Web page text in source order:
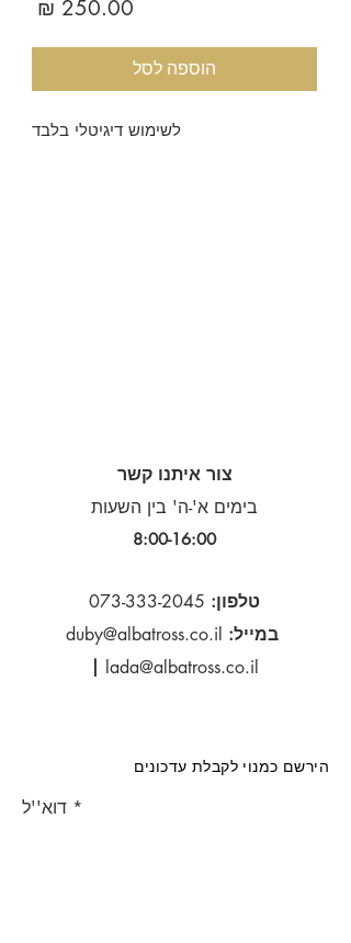
הוספה לסל
לשימוש דיגיטלי בלבד
צור איתנו קשר
בימים א'-ה' בין השעות
8:00-16:00​
טלפון: 073-333-2045
במייל: duby@albatross.co.il
| lada@albatross.co.il
הירשם כמנוי לקבלת עדכונים
דוא''ל